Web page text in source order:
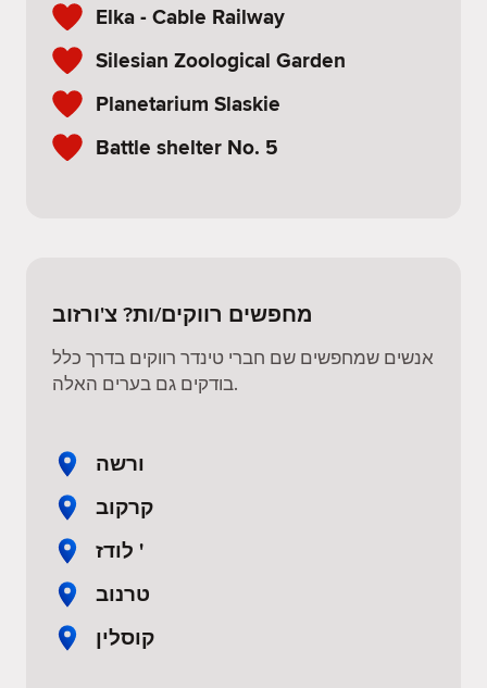
Elka - Cable Railway
Silesian Zoological Garden
Planetarium Slaskie
Battle shelter No. 5
מחפשים רווקים/ות? צ'ורזוב
אנשים שמחפשים שם חברי טינדר רווקים בדרך כלל
בודקים גם בערים האלה.
ורשה
קרקוב
לודז '
טרנוב
קוסלין